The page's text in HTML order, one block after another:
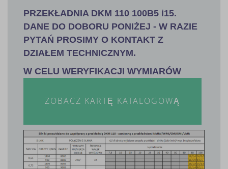
PRZEKŁADNIA DKM 110 100B5 i15.
DANE DO DOBORU PONIŻEJ - W RAZIE
PYTAŃ PROSIMY O KONTAKT Z
DZIAŁEM TECHNICZNYM.
W CELU WERYFIKACJI WYMIARÓW
ZOBACZ KARTĘ KATALOGOWĄ